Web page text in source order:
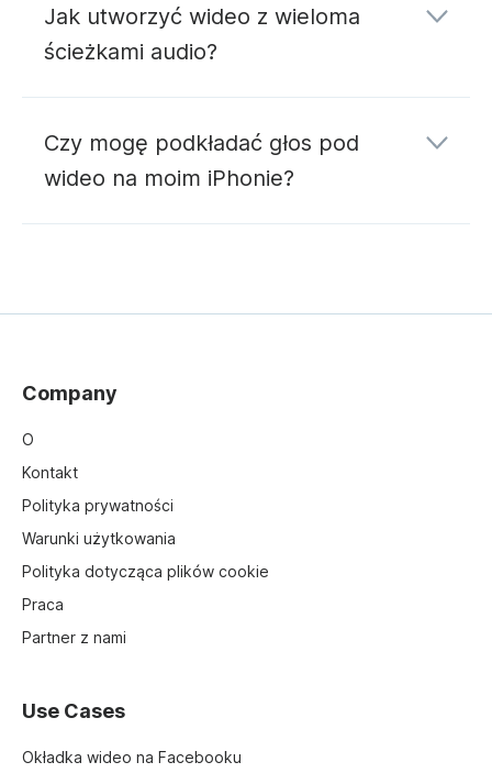
wygenerować głos z tekstu
Jak utworzyć wideo z wieloma
ścieżkami audio?
Czy mogę podkładać głos pod
wideo na moim iPhonie?
Company
O
Kontakt
Polityka prywatności
Warunki użytkowania
Polityka dotycząca plików cookie
Praca
Partner z nami
Use Cases
Okładka wideo na Facebooku